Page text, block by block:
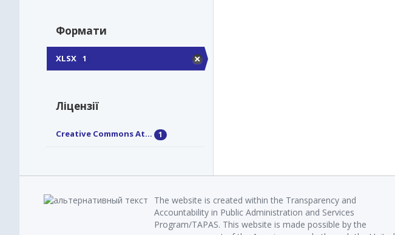
Формати
XLSX 1
Ліцензії
Creative Commons At... 1
The website is created within the Transparency and
Accountability in Public Administration and Services
Program/TAPAS. This website is made possible by the